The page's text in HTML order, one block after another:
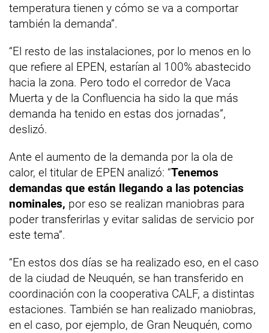
temperatura tienen y cómo se va a comportar
también la demanda”.
“El resto de las instalaciones, por lo menos en lo
que refiere al EPEN, estarían al 100% abastecido
hacia la zona. Pero todo el corredor de Vaca
Muerta y de la Confluencia ha sido la que más
demanda ha tenido en estas dos jornadas”,
deslizó.
Ante el aumento de la demanda por la ola de
calor, el titular de EPEN analizó: “Tenemos
demandas que están llegando a las potencias
nominales, por eso se realizan maniobras para
poder transferirlas y evitar salidas de servicio por
este tema”.
“En estos dos días se ha realizado eso, en el caso
de la ciudad de Neuquén, se han transferido en
coordinación con la cooperativa CALF, a distintas
estaciones. También se han realizado maniobras,
en el caso, por ejemplo, de Gran Neuquén, como